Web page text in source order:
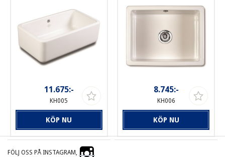
11.675:-
KH005
KÖP NU
8.745:-
KH006
KÖP NU
FÖLJ OSS PÅ INSTAGRAM,